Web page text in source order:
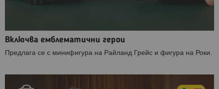
Включва емблематични герои
Предлага се с минифигура на Райланд Грейс и фигура на Роки.